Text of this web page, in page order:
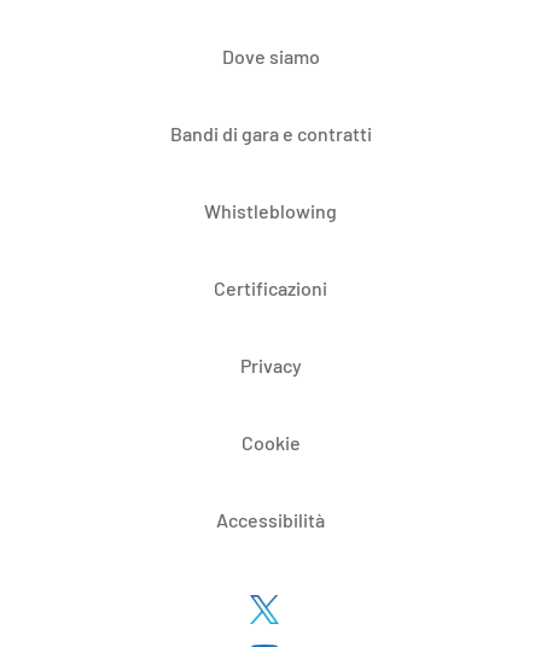
Dove siamo
Bandi di gara e contratti
Whistleblowing
Certificazioni
Privacy
Cookie
Accessibilità